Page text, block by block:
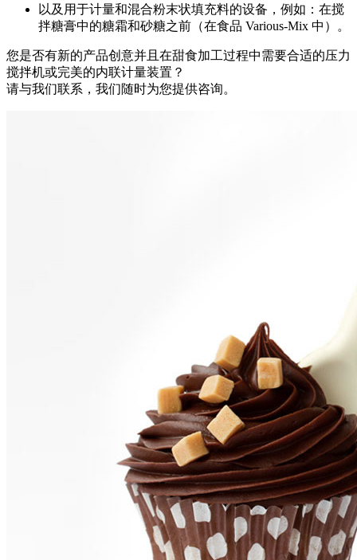
以及用于计量和混合粉末状填充料的设备，例如：在搅
拌糖膏中的糖霜和砂糖之前（在食品 Various-Mix 中）。
您是否有新的产品创意并且在甜食加工过程中需要合适的压力
搅拌机或完美的内联计量装置？
请与我们联系，我们随时为您提供咨询。